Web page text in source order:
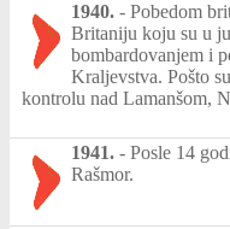
1940. - Pobedom
Britaniju koju su u
bombardovanjem i
Kraljevstva. Pošto
kontrolu nad Lamanšom,
1941. - Posle 14
Rašmor.